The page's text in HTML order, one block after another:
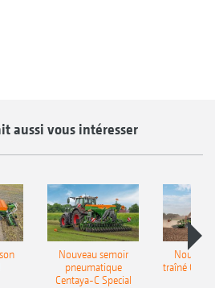
aussi vous intéresser
Nouveau semoir
pneumatique
Centaya-C Special
traîné